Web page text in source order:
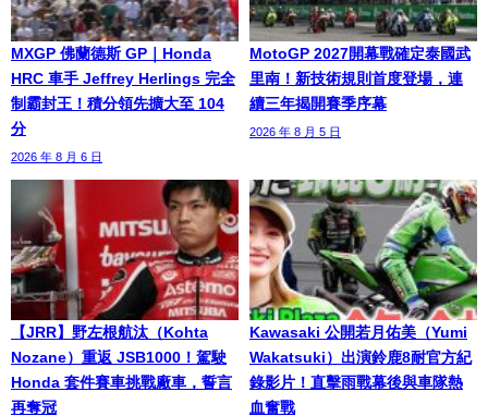
MXGP 佛蘭德斯 GP｜Honda
HRC 車手 Jeffrey Herlings 完全
制霸封王！積分領先擴大至 104
分
2026 年 8 月 6 日
MotoGP 2027開幕戰確定泰國武
里南！新技術規則首度登場，連
續三年揭開賽季序幕
2026 年 8 月 5 日
【JRR】野左根航汰（Kohta
Nozane）重返 JSB1000！駕駛
Honda 套件賽車挑戰廠車，誓言
再奪冠
Kawasaki 公開若月佑美（Yumi
Wakatsuki）出演鈴鹿8耐官方紀
錄影片！直擊雨戰幕後與車隊熱
血奮戰